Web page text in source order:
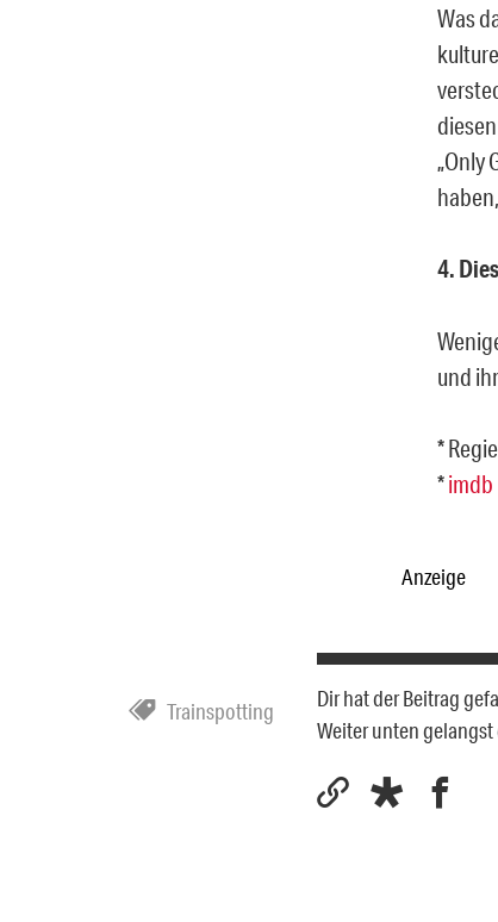
Was
„Only
4.
und
*
*imdb
Anzeige
Trainspotting
Dir hat der Beitrag
Weiter unten